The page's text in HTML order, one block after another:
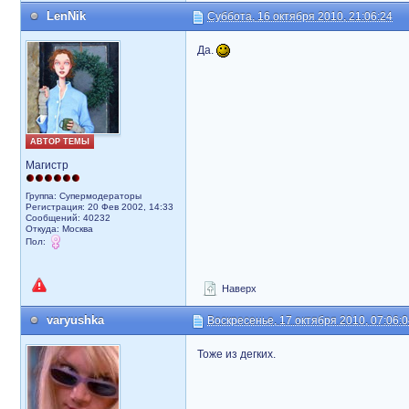
LenNik Суббота, 16 октября 2010, 21:06:24
АВТОР ТЕМЫ
Магистр
Группа: Супермодераторы
Регистрация: 20 Фев 2002, 14:33
Сообщений: 40232
Откуда: Москва
Пол:
Да.
Наверх
varyushka Воскресенье, 17 октября 2010,
Тоже из дегких.